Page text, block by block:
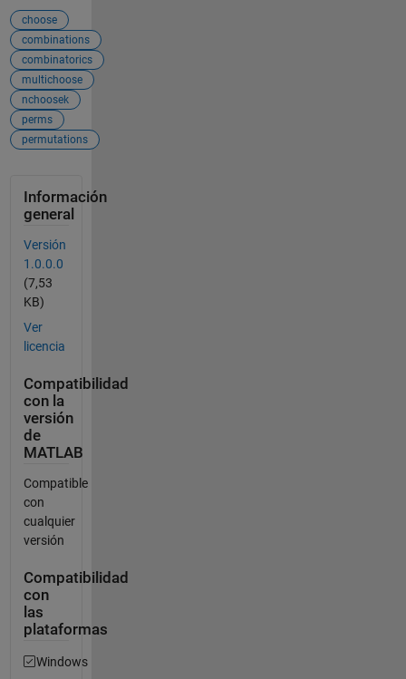
choose
combinations
combinatorics
multichoose
nchoosek
perms
permutations
Información
general
Versión
1.0.0.0
(7,53
KB)
Ver
licencia
Compatibilidad
con la
versión
de
MATLAB
Compatible
con
cualquier
versión
Compatibilidad
con
las
plataformas
Windows